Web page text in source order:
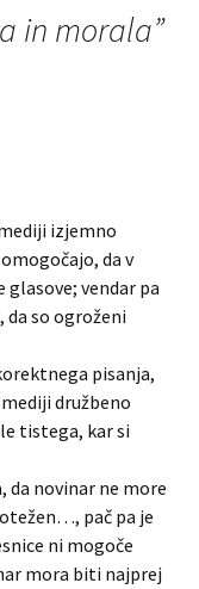
in morala”
izjemno
da v
vendar pa
so ogroženi
pisanja,
družbeno
tistega, kar si
da novinar ne more
pač pa je
ni mogoče
mora biti najprej